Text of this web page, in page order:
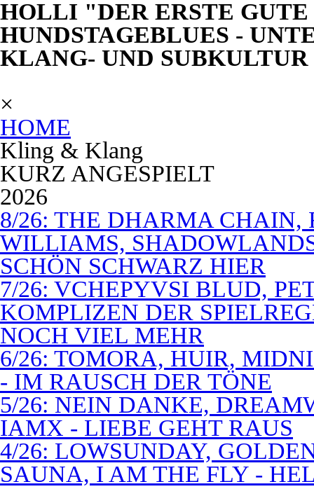
HOLLI "DER ERSTE
HUNDSTAGEBLUES -
KLANG- UND SUBKULTUR
×
HOME
Kling & Klang
KURZ ANGESPIELT
2026
8/26: THE DHARMA CHAIN,
WILLIAMS,
SCHÖN SCHWARZ HIER
7/26: VCHEPYVSI BLUD,
KOMPLIZEN DER
NOCH VIEL MEHR
6/26: TOMORA, HUIR,
- IM RAUSCH DER TÖNE
5/26: NEIN DANKE,
IAMX - LIEBE GEHT RAUS
4/26: LOWSUNDAY,
SAUNA, I AM THE FLY -